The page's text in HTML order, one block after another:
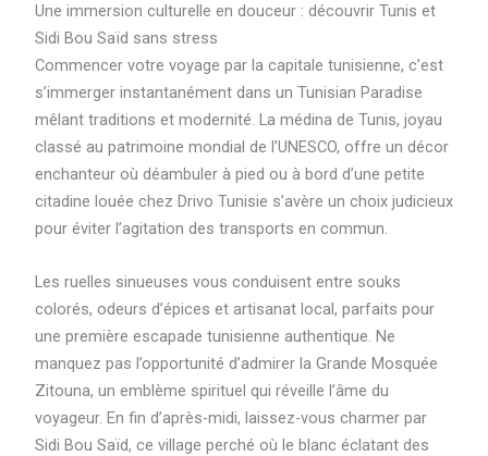
Une immersion culturelle en douceur : découvrir Tunis et
Sidi Bou Saïd sans stress
Commencer votre voyage par la capitale tunisienne, c’est
s’immerger instantanément dans un Tunisian Paradise
mêlant traditions et modernité. La médina de Tunis, joyau
classé au patrimoine mondial de l’UNESCO, offre un décor
enchanteur où déambuler à pied ou à bord d’une petite
citadine louée chez Drivo Tunisie s’avère un choix judicieux
pour éviter l’agitation des transports en commun.
Les ruelles sinueuses vous conduisent entre souks
colorés, odeurs d’épices et artisanat local, parfaits pour
une première escapade tunisienne authentique. Ne
manquez pas l’opportunité d’admirer la Grande Mosquée
Zitouna, un emblème spirituel qui réveille l’âme du
voyageur. En fin d’après-midi, laissez-vous charmer par
Sidi Bou Saïd, ce village perché où le blanc éclatant des